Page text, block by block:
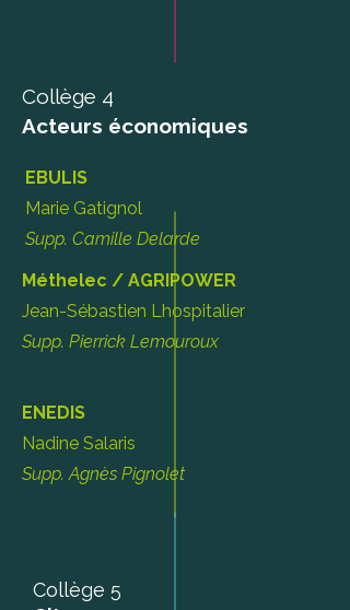
Collège 4
Acteurs économiques
EBULIS
Marie Gatignol
Supp. Camille Delarde
Méthelec / AGRIPOWER
Jean-Sébastien Lhospitalier
Supp. Pierrick Lemouroux
ENEDIS
Nadine Salaris
Supp. Agnès Pignolet
Collège 5